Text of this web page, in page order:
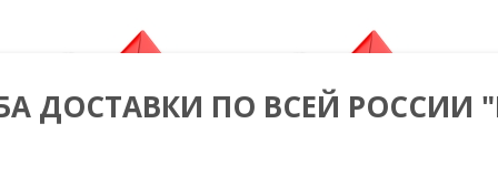
ДОСТАВКИ ПО ВСЕЙ РОССИИ